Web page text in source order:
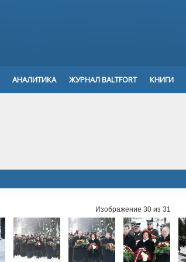
АНАЛИТИКА ЖУРНАЛ BALTFORT КНИГИ
Изображение 30 из 31